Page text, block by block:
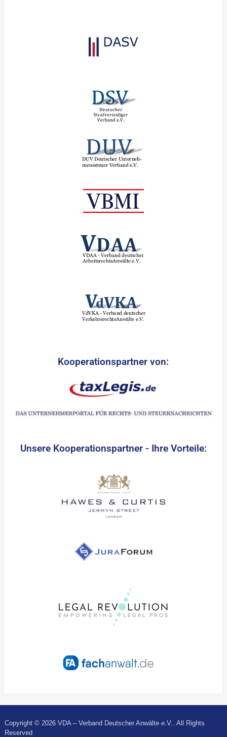
Kooperationspartner von:
Unsere Kooperationspartner - Ihre Vorteile:
Copyright © 2026 VDA – Verband Deutscher Anwälte e.V.. All Rights
Reserved